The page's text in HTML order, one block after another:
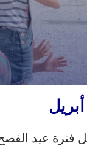
فترة عيد